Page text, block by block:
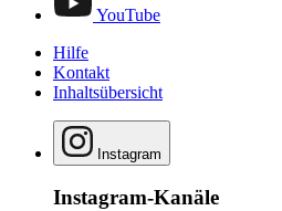
YouTube
Hilfe
Kontakt
Inhaltsübersicht
Instagram
Instagram-Kanäle